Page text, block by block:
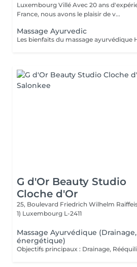
Luxembourg Villé Avec 20 ans d'expérience en Russie et en
France, nous avons le plaisir de v...
Massage Ayurvedic
G d'Or Beauty Studio
Cloche d'Or
25, Boulevard Friedrich Wilhelm
1) Luxembourg L-2411
Massage Ayurvédique
énergétique)